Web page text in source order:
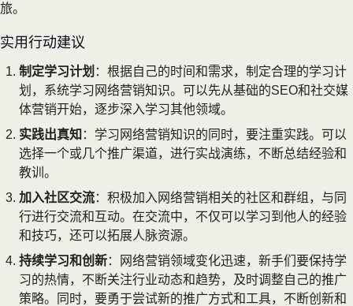
旅。
实用行动建议
制定学习计划 ：根据自己的时间和需求，制定合理的学习计
划，系统学习网络营销知识。可以先从基础的SEO和社交媒
体营销开始，逐步深入学习其他领域。
实践出真知 ：学习网络营销知识的同时，要注重实践。可以
选择一个或几个推广渠道，进行实战演练，不断总结经验和
教训。
加入社区交流：积极加入网络营销相关的社区和群组，与同
行进行交流和互动。在交流中，不仅可以学习到他人的经验
和技巧，还可以拓展人脉资源。
持续学习和创新：网络营销领域变化迅速，新手们要保持学
习的热情，不断关注行业动态和趋势，及时调整自己的推广
策略。同时，要勇于尝试新的推广方式和工具，不断创新和